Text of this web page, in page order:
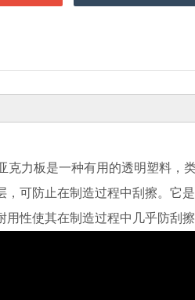
力板是一种有用的透明塑料，
可防止在制造过程中刮擦。它
性使其在制造过程中几乎防刮擦